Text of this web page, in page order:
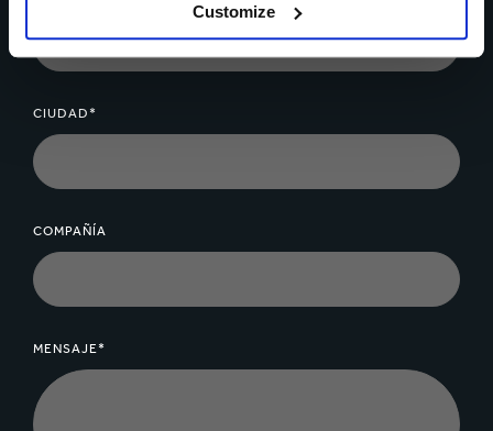
Customize
CIUDAD*
COMPAÑÍA
MENSAJE*